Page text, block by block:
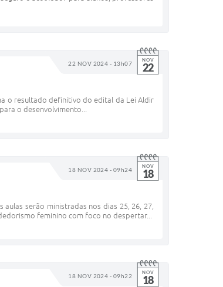
22 NOV 2024 - 13h07 NOV
22
o resultado definitivo do edital da Lei Aldir
o desenvolvimento...
18 NOV 2024 - 09h24 NOV
18
serão ministradas nos dias 25, 26, 27,
feminino com foco no despertar...
18 NOV 2024 - 09h22 NOV
18